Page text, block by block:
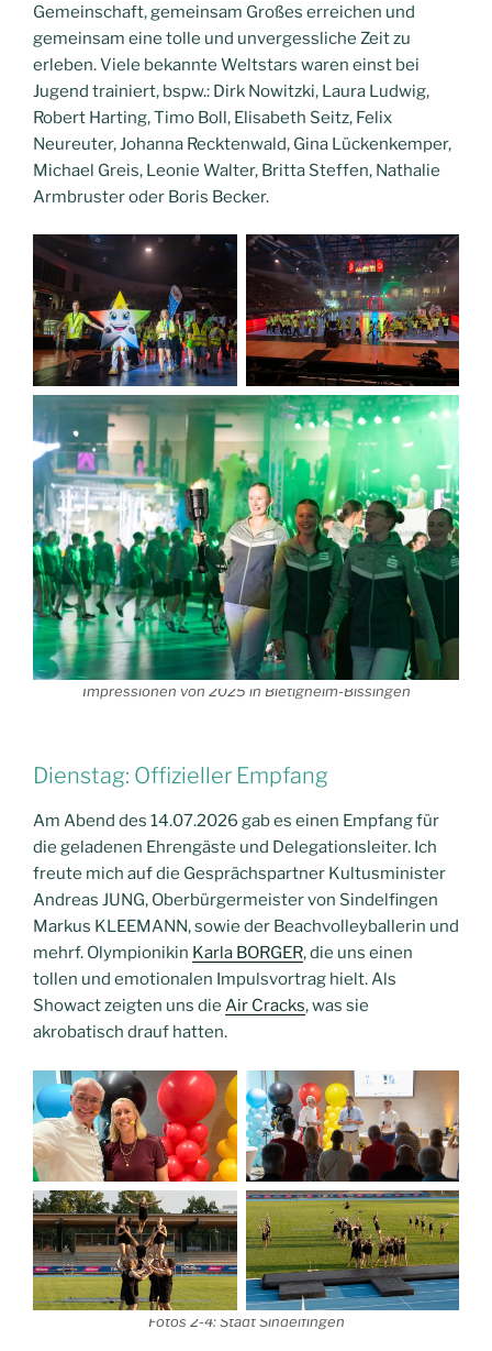
Gemeinschaft, gemeinsam Großes erreichen und
gemeinsam eine tolle und unvergessliche Zeit zu
erleben. Viele bekannte Weltstars waren einst bei
Jugend trainiert, bspw.: Dirk Nowitzki, Laura Ludwig,
Robert Harting, Timo Boll, Elisabeth Seitz, Felix
Neureuter, Johanna Recktenwald, Gina Lückenkemper,
Michael Greis, Leonie Walter, Britta Steffen, Nathalie
Armbruster oder Boris Becker.
Impressionen von 2025 in Bietigheim-Bissingen
Dienstag: Offizieller Empfang
Am Abend des 14.07.2026 gab es einen Empfang für
die geladenen Ehrengäste und Delegationsleiter. Ich
freute mich auf die Gesprächspartner Kultusminister
Andreas JUNG, Oberbürgermeister von Sindelfingen
Markus KLEEMANN, sowie der Beachvolleyballerin und
mehrf. Olympionikin Karla BORGER, die uns einen
tollen und emotionalen Impulsvortrag hielt. Als
Showact zeigten uns die Air Cracks, was sie
akrobatisch drauf hatten.
Fotos 2-4: Stadt Sindelfingen